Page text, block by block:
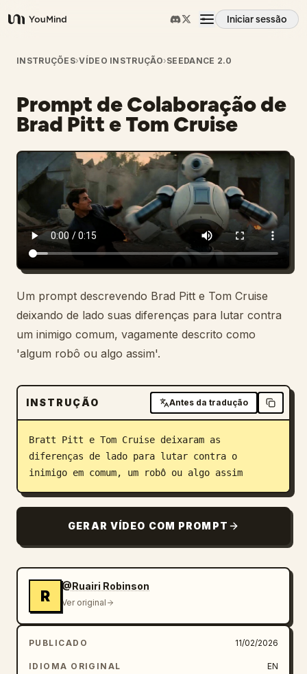
YouMind
Iniciar sessão
Visão geral
Casos de uso
Habilidades
Prompts
Preços
Blogue
INSTRUÇÕES›VÍDEO INSTRUÇÃO›SEEDANCE 2.0
Prompt de Colaboração de
Brad Pitt e Tom Cruise
Um prompt descrevendo Brad Pitt e Tom Cruise
deixando de lado suas diferenças para lutar contra
um inimigo comum, vagamente descrito como
'algum robô ou algo assim'.
INSTRUÇÃO Antes da tradução
Bratt Pitt e Tom Cruise deixaram as
diferenças de lado para lutar contra o
inimigo em comum, um robô ou algo assim
GERAR VÍDEO COM PROMPT
R
@Ruairi Robinson
Ver original
PUBLICADO 11/02/2026
IDIOMA ORIGINAL EN